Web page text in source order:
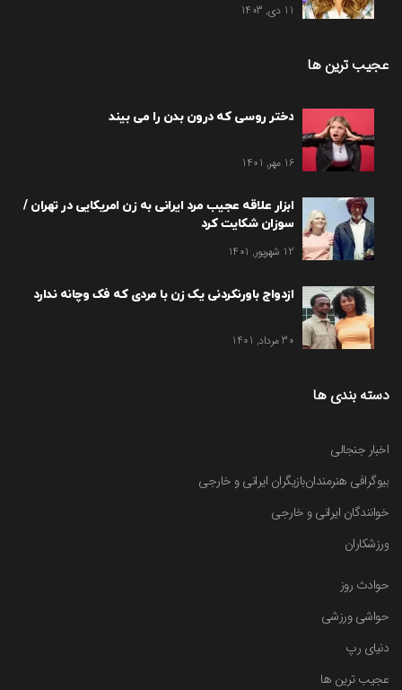
11 دی, 1403
عجیب ترین ها
دختر روسی که درون بدن را می بیند
16 مهر, 1401
ابزار علاقه عجیب مرد ایرانی به زن امریکایی در تهران /
سوزان شکایت کرد
12 شهریور, 1401
ازدواج باورنکردنی یک زن با مردی که فک وچانه ندارد
30 مرداد, 1401
دسته بندی ها
اخبار جنجالی
بیوگرافی هنرمندانبازیگران ایرانی و خارجی
خوانندگان ایرانی و خارجی
ورزشکاران
حوادث روز
حواشی ورزشی
دنیای رپ
عجیب ترین ها